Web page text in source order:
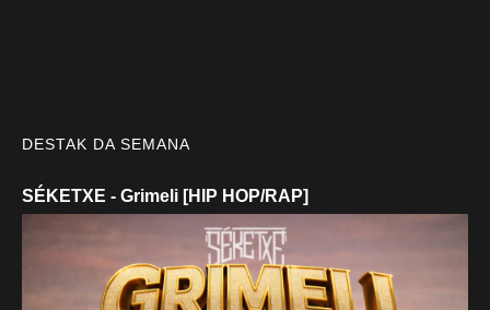
DESTAK DA SEMANA
SÉKETXE - Grimeli [HIP HOP/RAP]